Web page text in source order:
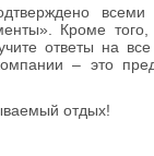
Кроме
ответы на
– это
отдых!